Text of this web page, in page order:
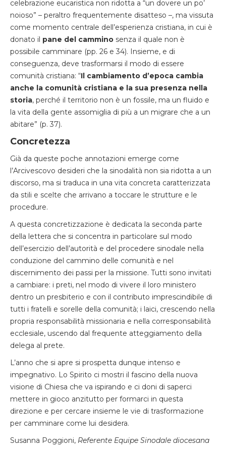
celebrazione eucaristica non ridotta a “un dovere un po’
noioso” – peraltro frequentemente disatteso –, ma vissuta
come momento centrale dell’esperienza cristiana, in cui è
donato il pane del cammino senza il quale non è
possibile camminare (pp. 26 e 34). Insieme, e di
conseguenza, deve trasformarsi il modo di essere
comunità cristiana: “Il cambiamento d’epoca cambia
anche la comunità cristiana e la sua presenza nella
storia, perché il territorio non è un fossile, ma un fluido e
la vita della gente assomiglia di più a un migrare che a un
abitare” (p. 37).
Concretezza
Già da queste poche annotazioni emerge come
l’Arcivescovo desideri che la sinodalità non sia ridotta a un
discorso, ma si traduca in una vita concreta caratterizzata
da stili e scelte che arrivano a toccare le strutture e le
procedure.
A questa concretizzazione è dedicata la seconda parte
della lettera che si concentra in particolare sul modo
dell’esercizio dell’autorità e del procedere sinodale nella
conduzione del cammino delle comunità e nel
discernimento dei passi per la missione. Tutti sono invitati
a cambiare: i preti, nel modo di vivere il loro ministero
dentro un presbiterio e con il contributo imprescindibile di
tutti i fratelli e sorelle della comunità; i laici, crescendo nella
propria responsabilità missionaria e nella corresponsabilità
ecclesiale, uscendo dal frequente atteggiamento della
delega al prete.
L’anno che si apre si prospetta dunque intenso e
impegnativo. Lo Spirito ci mostri il fascino della nuova
visione di Chiesa che va ispirando e ci doni di saperci
mettere in gioco anzitutto per formarci in questa
direzione e per cercare insieme le vie di trasformazione
per camminare come lui desidera.
Susanna Poggioni, Referente Equipe Sinodale diocesana